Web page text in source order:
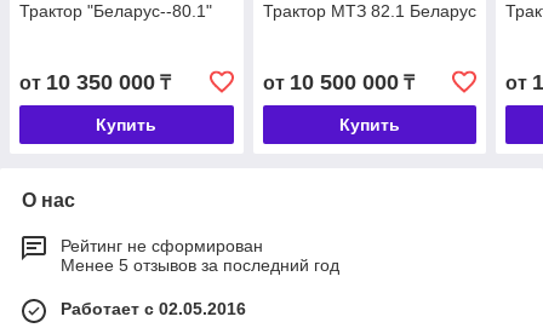
Трактор "Беларус--80.1"
от 10 350 000 ₸
Купить
Трактор МТЗ 82.1 Беларус
от 10 500 000₸
Купить
от
О нас
Рейтинг не сформирован
Менее 5 отзывов за последний год
Работает с 02.05.2016